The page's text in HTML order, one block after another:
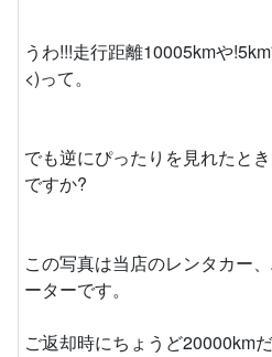
うわ!!!走行距離10005kmや
<)って。
でも逆にぴったりを見れたと
ですか?
この写真は当店のレンタカー
ーターです。
ご返却時にちょうど20000km